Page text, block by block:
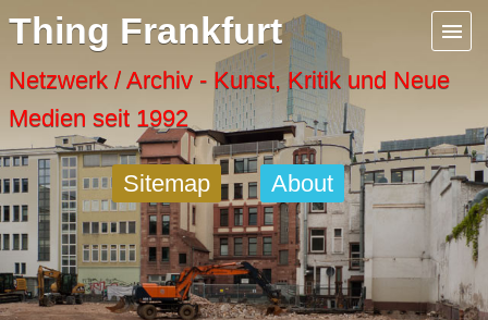
Thing Frankfurt
Netzwerk / Archiv - Kunst, Kritik und Neue
Medien seit 1992
Sitemap About
Home»Tags» Innenstadt
Menu
Artspaces
Cool Places
Frankfurt Diary
Activity